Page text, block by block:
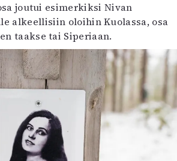
joutui esimerkiksi Nivan
alkeellisiin oloihin Kuolassa, osa
taakse tai Siperiaan.